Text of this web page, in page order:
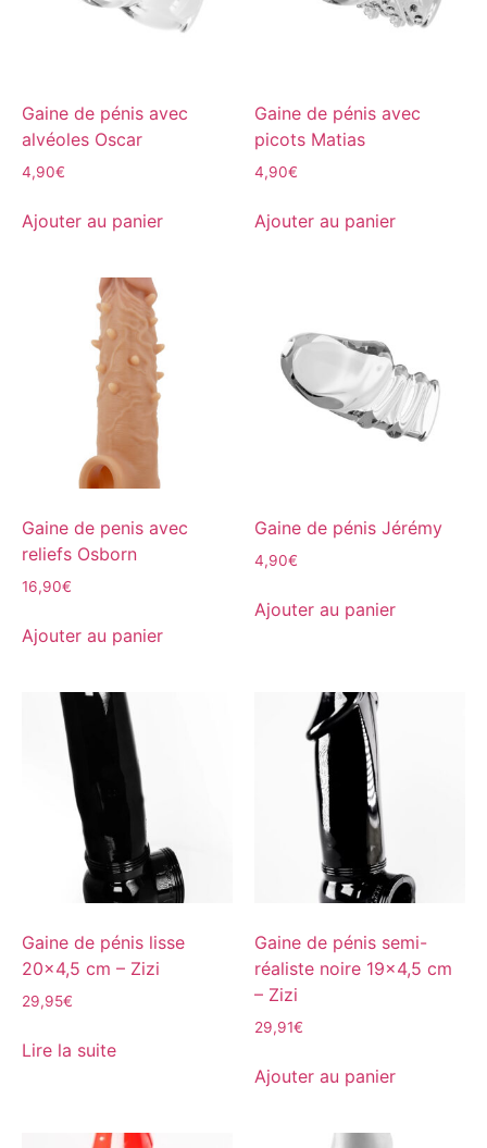
Gaine de pénis avec
alvéoles Oscar
4,90€
Ajouter au panier
Gaine de pénis avec
picots Matias
4,90€
Ajouter au panier
Gaine de penis avec
reliefs Osborn
16,90€
Ajouter au panier
Gaine de pénis Jérémy
4,90€
Ajouter au panier
Gaine de pénis lisse
20×4,5 cm – Zizi
29,95€
Lire la suite
Gaine de pénis semi-
réaliste noire 19×4,5 cm
– Zizi
29,91€
Ajouter au panier